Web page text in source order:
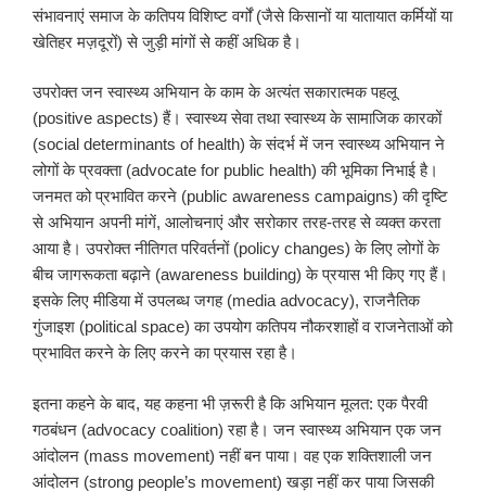
संभावनाएं समाज के कतिपय विशिष्ट वर्गों (जैसे किसानों या यातायात कर्मियों या
खेतिहर मज़दूरों) से जुड़ी मांगों से कहीं अधिक है।
उपरोक्त जन स्वास्थ्य अभियान के काम के अत्यंत सकारात्मक पहलू
(positive aspects) हैं। स्वास्थ्य सेवा तथा स्वास्थ्य के सामाजिक कारकों
(social determinants of health) के संदर्भ में जन स्वास्थ्य अभियान ने
लोगों के प्रवक्ता (advocate for public health) की भूमिका निभाई है।
जनमत को प्रभावित करने (public awareness campaigns) की दृष्टि
से अभियान अपनी मांगें, आलोचनाएं और सरोकार तरह-तरह से व्यक्त करता
आया है। उपरोक्त नीतिगत परिवर्तनों (policy changes) के लिए लोगों के
बीच जागरूकता बढ़ाने (awareness building) के प्रयास भी किए गए हैं।
इसके लिए मीडिया में उपलब्ध जगह (media advocacy), राजनैतिक
गुंजाइश (political space) का उपयोग कतिपय नौकरशाहों व राजनेताओं को
प्रभावित करने के लिए करने का प्रयास रहा है।
इतना कहने के बाद, यह कहना भी ज़रूरी है कि अभियान मूलत: एक पैरवी
गठबंधन (advocacy coalition) रहा है। जन स्वास्थ्य अभियान एक जन
आंदोलन (mass movement) नहीं बन पाया। वह एक शक्तिशाली जन
आंदोलन (strong people’s movement) खड़ा नहीं कर पाया जिसकी